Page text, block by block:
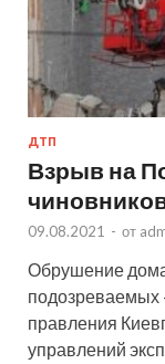
ДТП
Взрыв на
09.08.2021 - от
Обрушение
подозреваемых
правления
управлений